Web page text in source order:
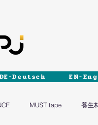
DE-Deutsch EN-
MUST tape 養生